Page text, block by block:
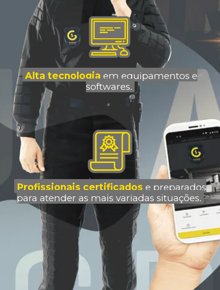
Alta tecnologia em equipamentos e
softwares.
Profissionais certificados e preparados
para atender as mais variadas situações.